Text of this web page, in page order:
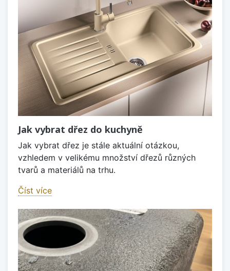
Jak vybrat dřez do kuchyně
Jak vybrat dřez je stále aktuální otázkou,
vzhledem v velikému množství dřezů různých
tvarů a materiálů na trhu.
Číst více